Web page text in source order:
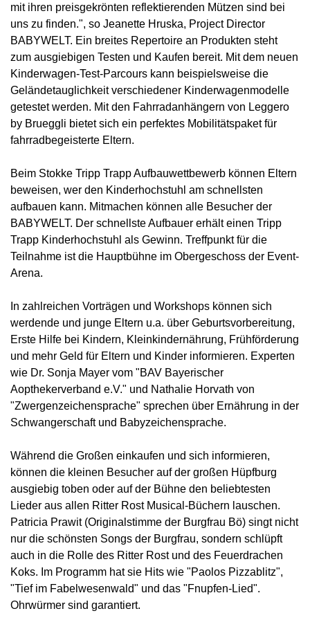
mit ihren preisgekrönten reflektierenden Mützen sind bei
uns zu finden.", so Jeanette Hruska, Project Director
BABYWELT. Ein breites Repertoire an Produkten steht
zum ausgiebigen Testen und Kaufen bereit. Mit dem neuen
Kinderwagen-Test-Parcours kann beispielsweise die
Geländetauglichkeit verschiedener Kinderwagenmodelle
getestet werden. Mit den Fahrradanhängern von Leggero
by Brueggli bietet sich ein perfektes Mobilitätspaket für
fahrradbegeisterte Eltern.
Beim Stokke Tripp Trapp Aufbauwettbewerb können Eltern
beweisen, wer den Kinderhochstuhl am schnellsten
aufbauen kann. Mitmachen können alle Besucher der
BABYWELT. Der schnellste Aufbauer erhält einen Tripp
Trapp Kinderhochstuhl als Gewinn. Treffpunkt für die
Teilnahme ist die Hauptbühne im Obergeschoss der Event-
Arena.
In zahlreichen Vorträgen und Workshops können sich
werdende und junge Eltern u.a. über Geburtsvorbereitung,
Erste Hilfe bei Kindern, Kleinkindernährung, Frühförderung
und mehr Geld für Eltern und Kinder informieren. Experten
wie Dr. Sonja Mayer vom "BAV Bayerischer
Aopthekerverband e.V." und Nathalie Horvath von
"Zwergenzeichensprache" sprechen über Ernährung in der
Schwangerschaft und Babyzeichensprache.
Während die Großen einkaufen und sich informieren,
können die kleinen Besucher auf der großen Hüpfburg
ausgiebig toben oder auf der Bühne den beliebtesten
Lieder aus allen Ritter Rost Musical-Büchern lauschen.
Patricia Prawit (Originalstimme der Burgfrau Bö) singt nicht
nur die schönsten Songs der Burgfrau, sondern schlüpft
auch in die Rolle des Ritter Rost und des Feuerdrachen
Koks. Im Programm hat sie Hits wie "Paolos Pizzablitz",
"Tief im Fabelwesenwald" und das "Fnupfen-Lied".
Ohrwürmer sind garantiert.